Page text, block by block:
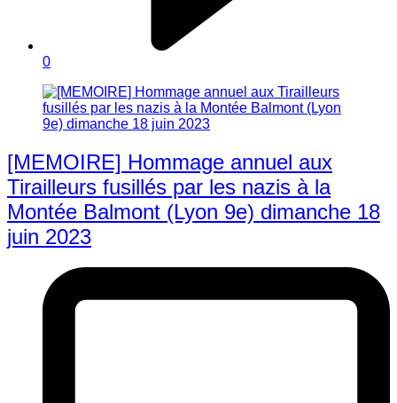
0
[MEMOIRE] Hommage annuel aux
Tirailleurs fusillés par les nazis à la
Montée Balmont (Lyon 9e) dimanche 18
juin 2023